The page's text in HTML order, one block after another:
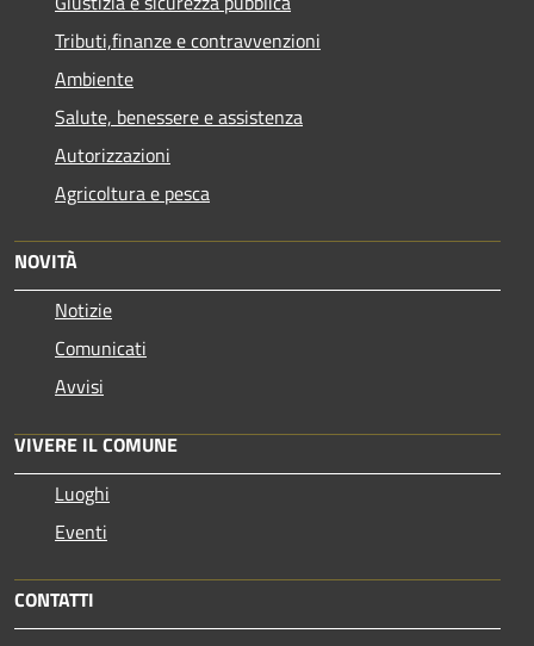
Tributi,finanze e contravvenzioni
Ambiente
Salute, benessere e assistenza
Autorizzazioni
Agricoltura e pesca
NOVITÀ
Notizie
Comunicati
Avvisi
VIVERE IL COMUNE
Luoghi
Eventi
CONTATTI